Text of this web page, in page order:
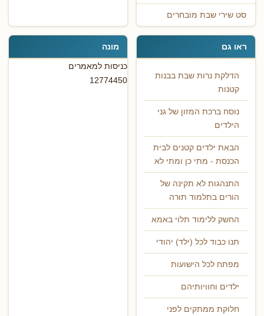
סט שירי שבת מובחרים
ראו גם
הדלקת נרות שבת בבנות
קטנות
נוסח ברכת המזון של גני
הילדים
הבאת ילדים קטנים לבית
הכנסת - מתי כן ומתי לא
התנהגות לא תקינה של
הורים בתלמוד תורה
החשק ללימוד תלוי באמא
תנו כבוד לכל (ילד) יהודי
מפתח לכל הישועות
ילדים וחוויותיהם
חלוקת ממתקים לפני
מונה
כניסות למאמרים
12774450